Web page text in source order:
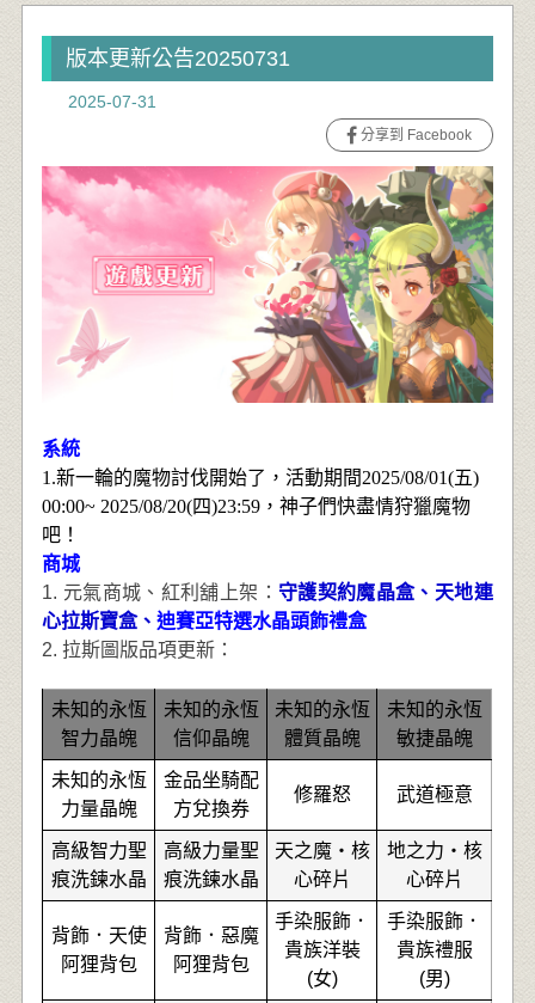
版本更新公告20250731
2025-07-31
分享到 Facebook
系統
1.新一輪的魔物討伐開始了，活動期間2025/08/01(五)
00:00~ 2025/08/20(四)23:59，神子們快盡情狩獵魔物
吧！
商城
1. 元氣商城、紅利舖上架： 守護契約魔晶盒、天地連
心拉斯寶盒、迪賽亞特選水晶頭飾禮盒
2. 拉斯圖版品項更新：
未知的永恆
智力晶魄
未知的永恆
信仰晶魄
未知的永恆
體質晶魄
未知的永恆
敏捷晶魄
未知的永恆
力量晶魄
金品坐騎配
方兌換券
修羅怒 武道極意
高級智力聖
痕洗鍊水晶
高級力量聖
痕洗鍊水晶
天之魔‧核
心碎片
地之力‧核
心碎片
背飾．天使
阿狸背包
背飾．惡魔
阿狸背包
手染服飾．
貴族洋裝
(女)
手染服飾．
貴族禮服
(男)